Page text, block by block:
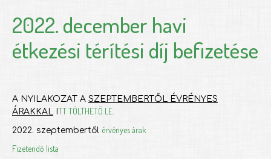
2022. december havi
étkezési térítési díj befizetése
A NYILAKOZAT A SZEPTEMBERTŐL ÉVRÉNYES
ÁRAKKAL
TT TÖLTHETŐ LE.
2022. szeptembertől érvényes árak
Fizetendő lista